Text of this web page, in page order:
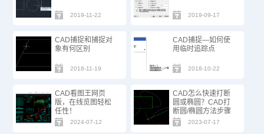
2019-11-22 2019-09-17
CAD捕捉和捕捉对
象有何区别
2018-11-19
CAD捕捉—如何使
用临时追踪点
2018-10-22
CAD看图王网页
版，在线览图轻松
任性！
2024-07-12
CAD怎么快速打断
圆或椭圆？CAD打
断圆/椭圆方法步骤
2023-07-17